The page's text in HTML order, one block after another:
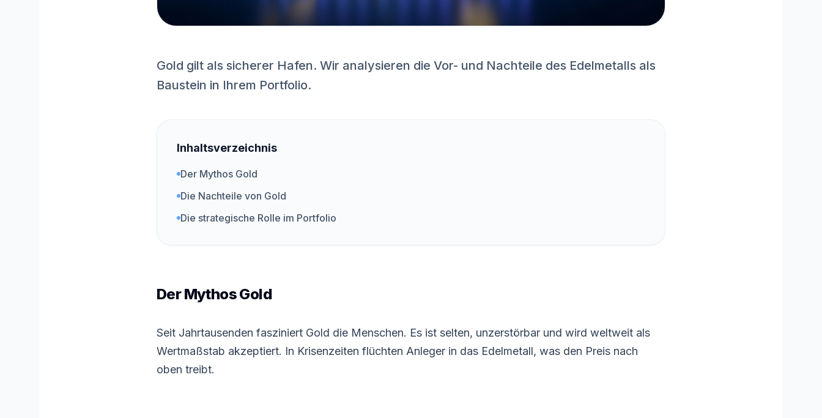
Gold gilt als sicherer Hafen. Wir analysieren die Vor- und Nachteile des Edelmetalls als
Baustein in Ihrem Portfolio.
Inhaltsverzeichnis
Der Mythos Gold
Die Nachteile von Gold
Die strategische Rolle im Portfolio
Der Mythos Gold
Seit Jahrtausenden fasziniert Gold die Menschen. Es ist selten, unzerstörbar und wird weltweit als
Wertmaßstab akzeptiert. In Krisenzeiten flüchten Anleger in das Edelmetall, was den Preis nach
oben treibt.